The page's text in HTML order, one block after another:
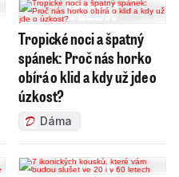
Tropické noci a špatný
spánek: Proč nás horko
obírá o klid a kdy už jde o
úzkost?
Dáma